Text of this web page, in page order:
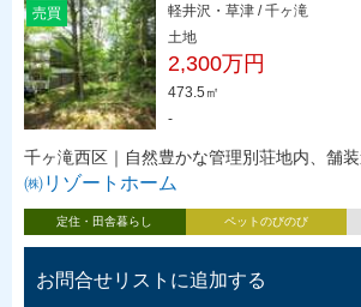
売買
軽井沢・草津 / 千ヶ滝
土地
2,300万円
473.5㎡
-
千ヶ滝西区｜自然豊かな管理別荘地内、舗
㈱リゾートホーム
定住・田舎暮らし ペットのびのび
お問合せリストに追加する